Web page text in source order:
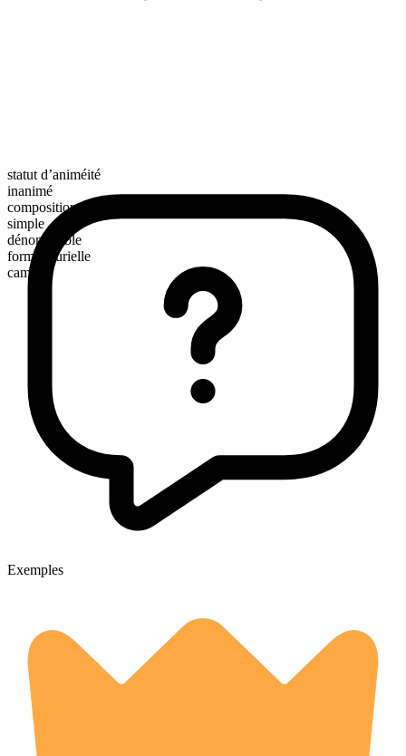
statut d’animéité
inanimé
composition morphologique
simple
dénombrable
forme plurielle
camas
Exemples